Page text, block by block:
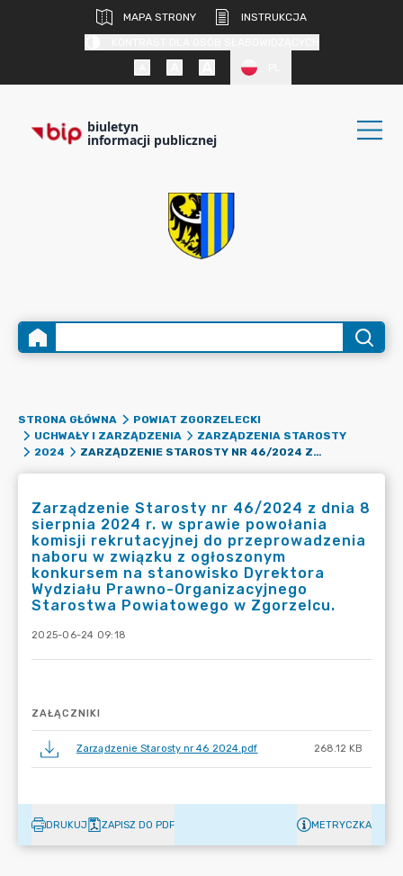
MAPA STRONY
INSTRUKCJA
biuletyn
informacji publicznej
STRONA GŁÓWNA
POWIAT ZGORZELECKI
UCHWAŁY I ZARZĄDZENIA
ZARZĄDZENIA STAROSTY
2024
ZARZĄDZENIE STAROSTY NR 46/2024 Z DNIA 8 SIERPNIA 2024 R. W SPRAWIE POWOŁANIA KOMISJI REKRUTACYJNEJ DO PRZEPROWADZENIA NABORU W ZWIĄZKU Z OGŁOSZONYM KONKURSEM NA STANOWISKO DYREKTORA WYDZIAŁU PRAWNO-ORGANIZACYJNEGO STAROSTWA POWIATOWEGO W ZGORZELCU.
Zarządzenie Starosty nr 46/2024 z dnia 8
sierpnia 2024 r. w sprawie powołania
komisji rekrutacyjnej do przeprowadzenia
naboru w związku z ogłoszonym
konkursem na stanowisko Dyrektora
Wydziału Prawno-Organizacyjnego
Starostwa Powiatowego w Zgorzelcu.
2025-06-24 09:18
ZAŁĄCZNIKI
Zarządzenie Starosty nr 46 2024.pdf 268.12 KB
DRUKUJ ZAPISZ DO PDF METRYCZKA